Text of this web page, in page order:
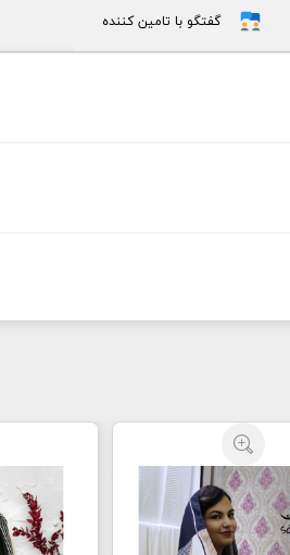
گفتگو با تامین کننده